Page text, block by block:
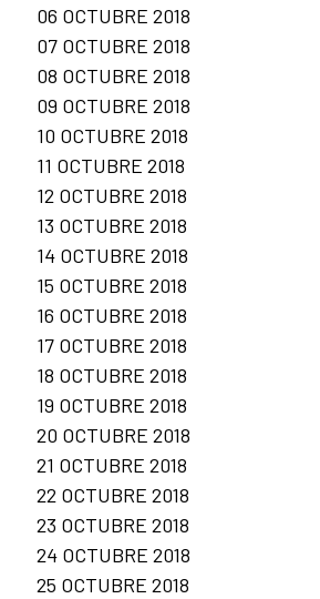
06 OCTUBRE 2018
07 OCTUBRE 2018
08 OCTUBRE 2018
09 OCTUBRE 2018
10 OCTUBRE 2018
11 OCTUBRE 2018
12 OCTUBRE 2018
13 OCTUBRE 2018
14 OCTUBRE 2018
15 OCTUBRE 2018
16 OCTUBRE 2018
17 OCTUBRE 2018
18 OCTUBRE 2018
19 OCTUBRE 2018
20 OCTUBRE 2018
21 OCTUBRE 2018
22 OCTUBRE 2018
23 OCTUBRE 2018
24 OCTUBRE 2018
25 OCTUBRE 2018